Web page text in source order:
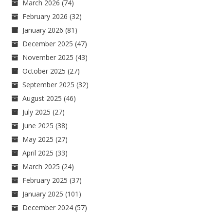
March 2026 (74)
February 2026 (32)
January 2026 (81)
December 2025 (47)
November 2025 (43)
October 2025 (27)
September 2025 (32)
August 2025 (46)
July 2025 (27)
June 2025 (38)
May 2025 (27)
April 2025 (33)
March 2025 (24)
February 2025 (37)
January 2025 (101)
December 2024 (57)